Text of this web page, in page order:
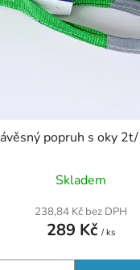
popruh s oky
Skladem
238,84 Kč bez DPH
289 Kč / ks